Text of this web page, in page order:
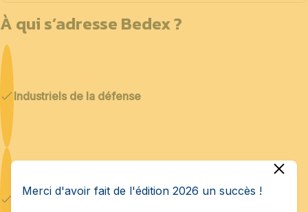
À qui s’adresse Bedex ?
Industriels de la défense
Cybersécurité & IA
Merci d'avoir fait de l'édition 2026 un succès !